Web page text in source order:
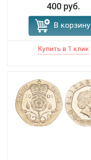
400 руб.
В корзину